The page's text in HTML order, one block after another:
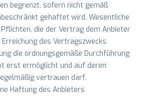
begrenzt, sofern nicht gemäß
gehaftet wird. Wesentliche
die der Vertrag dem Anbieter
des Vertragszwecks
die ordnungsgemäße Durchführung
erst ermöglicht und auf deren
vertrauen darf.
Haftung des Anbieters